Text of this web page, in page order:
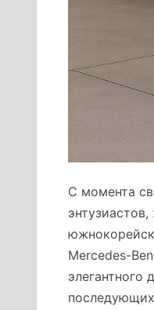
С момента
Mercedes-
элегантного